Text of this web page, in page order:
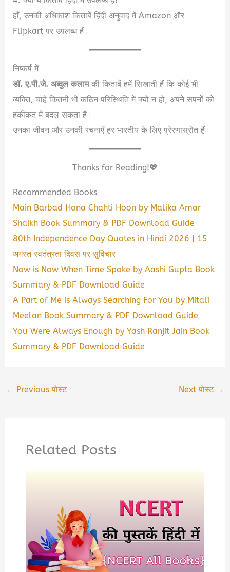
हाँ, उनकी अधिकांश किताबें हिंदी अनुवाद में Amazon और
Flipkart पर उपलब्ध हैं।
निष्कर्ष में
डॉ. ए.पी.जे. अब्दुल कलामकी किताबें हमें सिखाती हैं कि कोई भी
व्यक्ति, चाहे कितनी भी कठिन परिस्थिति में क्यों न हो, अपने सपनों को
हकीकत में बदल सकता है।
उनका जीवन और उनकी रचनाएँ हर भारतीय के लिए प्रेरणास्रोत हैं।
Thanks for Reading!💖
Recommended Books
Main Barbad Hona Chahti Hoon by Malika Amar
Shaikh Book Summary & PDF Download Guide
80th Independence Day Quotes in Hindi 2026 | 15
अगस्त स्वतंत्रता दिवस पर सुविचार
Now is Now When Time Spoke by Aashi Gupta Book
Summary & PDF Download Guide
A Part of Me is Always Searching For You by Mitali
Meelan Book Summary & PDF Download Guide
You Were Always Enough by Yash Ranjit Jain Book
Summary & PDF Download Guide
← Previous पोस्ट Next पोस्ट →
Related Posts